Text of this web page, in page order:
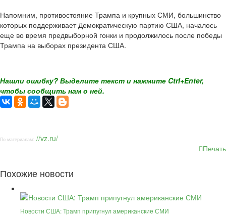
Напомним, противостояние Трампа и крупных СМИ, большинство
которых поддерживает Демократическую партию США, началось
еще во время предвыборной гонки и продолжилось после победы
Трампа на выборах президента США.
Нашли ошибку? Выделите текст и нажмите Ctrl+Enter,
чтобы сообщить нам о ней.
По материалам: //vz.ru/
Печать
Похожие новости
Новости США: Трамп припугнул американские СМИ